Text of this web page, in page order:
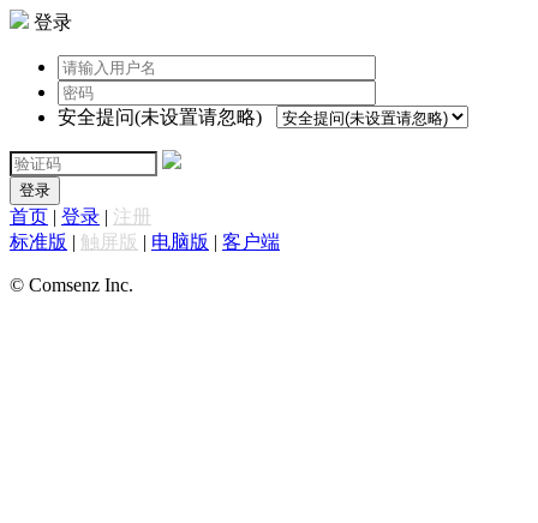
登录
安全提问(未设置请忽略)
登录
首页 | 登录 | 注册
标准版 | 触屏版 | 电脑版 | 客户端
© Comsenz Inc.